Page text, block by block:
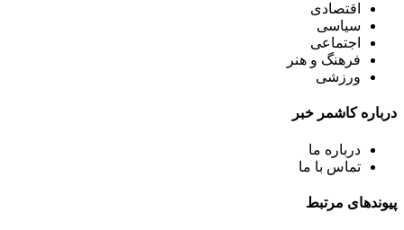
اقتصادی
سیاسی
اجتماعی
فرهنگ و هنر
ورزشی
درباره کاشمر خبر
درباره ما
تماس با ما
پیوندهای مرتبط